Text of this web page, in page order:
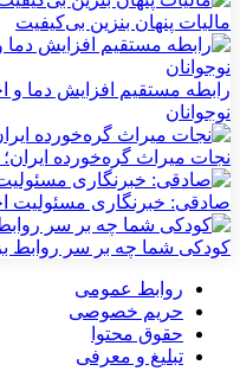
مالیات پنهان بنزین بی‌کیفیت
رابطه مستقیم افزایش دما و
نوجوانان
نجات میراث گره‌خورده ایران؛
صادقی: خبرنگاری مسئولیت
کودکی شما چه بر سر روابط
روابط عمومی
حریم خصوصی
حقوق محتوا
تبلیغ و معرفی